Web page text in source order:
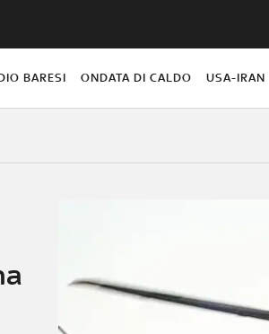
BARESI ONDATA DI CALDO USA-IRAN